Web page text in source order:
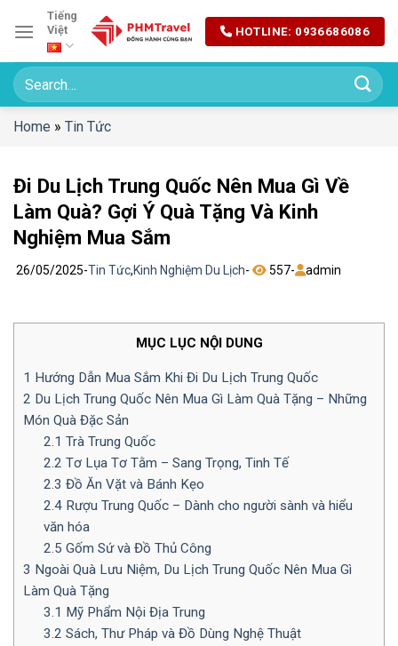
đến
dung
Tiếng
Việt
HOTLINE: 0936686086
Home » Tin Tức
Đi Du Lịch Trung Quốc Nên Mua Gì Về
Làm Quà? Gợi Ý Quà Tặng Và Kinh
Nghiệm Mua Sắm
26/05/2025-Tin Tức,Kinh Nghiệm Du Lịch- 557- admin
MỤC LỤC NỘI DUNG
1 Hướng Dẫn Mua Sắm Khi Đi Du Lịch Trung Quốc
2 Du Lịch Trung Quốc Nên Mua Gì Làm Quà Tặng – Những
Món Quà Đặc Sản
2.1 Trà Trung Quốc
2.2 Tơ Lụa Tơ Tằm – Sang Trọng, Tinh Tế
2.3 Đồ Ăn Vặt và Bánh Kẹo
2.4Rượu Trung Quốc – Dành cho người sành và hiểu
văn hóa
2.5 Gốm Sứ và Đồ Thủ Công
3 Ngoài Quà Lưu Niệm, Du Lịch Trung Quốc Nên Mua Gì
Làm Quà Tặng
3.1 Mỹ Phẩm Nội Địa Trung
3.2 Sách, Thư Pháp và Đồ Dùng Nghệ Thuật